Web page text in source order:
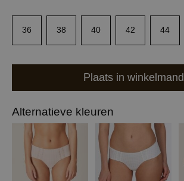
36 38 40 42 44
Plaats in winkelmand
Alternatieve kleuren